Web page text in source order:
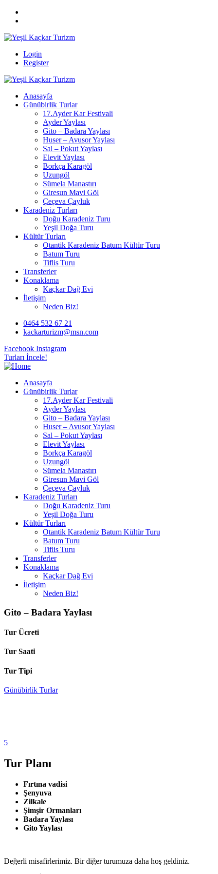
Login
Register
Anasayfa
Günübirlik Turlar
17.Ayder Kar Festivali
Ayder Yaylası
Gito – Badara Yaylası
Huser – Avusor Yaylası
Sal – Pokut Yaylası
Elevit Yaylası
Borkça Karagöl
Uzungöl
Sümela Manastırı
Giresun Mavi Göl
Çeçeva Çayluk
Karadeniz Turları
Doğu Karadeniz Turu
Yeşil Doğa Turu
Kültür Turları
Otantik Karadeniz Batum Kültür Turu
Batum Turu
Tiflis Turu
Transferler
Konaklama
Kaçkar Dağ Evi
İletişim
Neden Biz!
0464 532 67 21
kackarturizm@msn.com
Facebook Instagram
Turları İncele!
Anasayfa
Günübirlik Turlar
17.Ayder Kar Festivali
Ayder Yaylası
Gito – Badara Yaylası
Huser – Avusor Yaylası
Sal – Pokut Yaylası
Elevit Yaylası
Borkça Karagöl
Uzungöl
Sümela Manastırı
Giresun Mavi Göl
Çeçeva Çayluk
Karadeniz Turları
Doğu Karadeniz Turu
Yeşil Doğa Turu
Kültür Turları
Otantik Karadeniz Batum Kültür Turu
Batum Turu
Tiflis Turu
Transferler
Konaklama
Kaçkar Dağ Evi
İletişim
Neden Biz!
Gito – Badara Yaylası
Tur Ücreti
Tur Saati
Tur Tipi
Günübirlik Turlar
5
Tur Planı
Fırtına vadisi
Şenyuva
Zilkale
Şimşir Ormanları
Badara Yaylası
Gito Yaylası
Değerli misafirlerimiz. Bir diğer turumuza daha hoş geldiniz.